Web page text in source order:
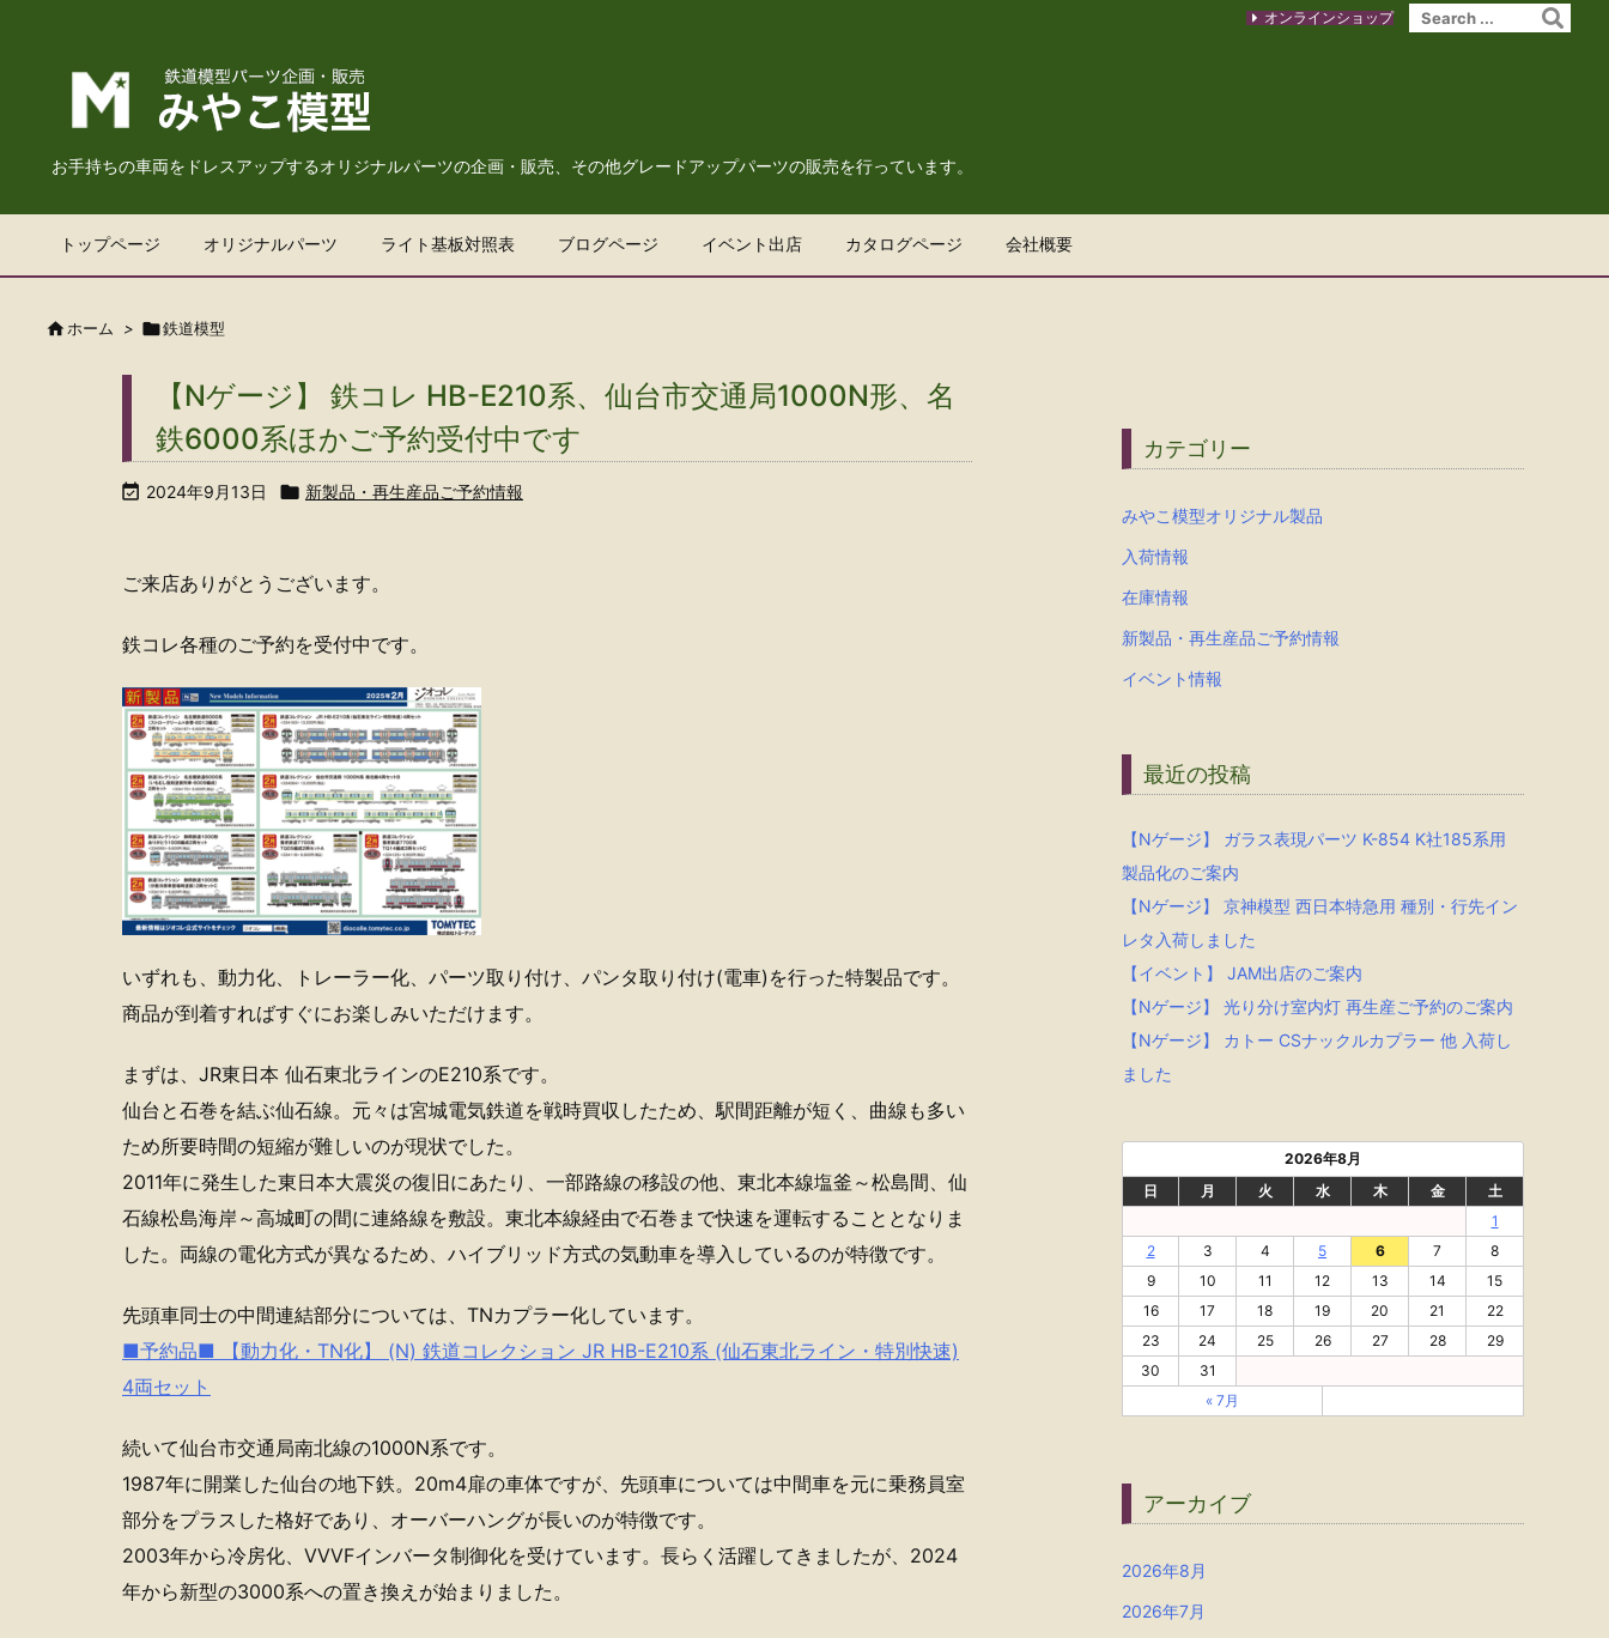
お手持ちの車両をドレスアップするオリジナルパーツの企画・販売、その他グレードアップパーツの販売を行っています。
トップページ オリジナルパーツ ライト基板対照表 ブログページ イベント出店 カタログページ 会社概要
オンラインショップ
 ホーム > 鉄道模型
【Nゲージ】 鉄コレ HB-E210系、仙台市交通局1000N形、名
鉄6000系ほかご予約受付中です
 2024年9月13日  新製品・再生産品ご予約情報
ご来店ありがとうございます。
鉄コレ各種のご予約を受付中です。
いずれも、動力化、トレーラー化、パーツ取り付け、パンタ取り付け(電車)を行った特製品です。
商品が到着すればすぐにお楽しみいただけます。
まずは、JR東日本 仙石東北ラインのE210系です。
仙台と石巻を結ぶ仙石線。元々は宮城電気鉄道を戦時買収したため、駅間距離が短く、曲線も多い
ため所要時間の短縮が難しいのが現状でした。
2011年に発生した東日本大震災の復旧にあたり、一部路線の移設の他、東北本線塩釜～松島間、仙
石線松島海岸～高城町の間に連絡線を敷設。東北本線経由で石巻まで快速を運転することとなりま
した。両線の電化方式が異なるため、ハイブリッド方式の気動車を導入しているのが特徴です。
先頭車同士の中間連結部分については、TNカプラー化しています。
■予約品■ 【動力化・TN化】 (N) 鉄道コレクション JR HB-E210系 (仙石東北ライン・特別快速)
4両セット
続いて仙台市交通局南北線の1000N系です。
1987年に開業した仙台の地下鉄。20m4扉の車体ですが、先頭車については中間車を元に乗務員室
部分をプラスした格好であり、オーバーハングが長いのが特徴です。
2003年から冷房化、VVVFインバータ制御化を受けています。長らく活躍してきましたが、2024
年から新型の3000系への置き換えが始まりました。
カテゴリー
みやこ模型オリジナル製品
入荷情報
在庫情報
新製品・再生産品ご予約情報
イベント情報
最近の投稿
【Nゲージ】 ガラス表現パーツ K-854 K社185系用
製品化のご案内
【Nゲージ】 京神模型 西日本特急用 種別・行先イン
レタ入荷しました
【イベント】 JAM出店のご案内
【Nゲージ】 光り分け室内灯 再生産ご予約のご案内
【Nゲージ】 カトー CSナックルカプラー 他 入荷し
ました
2026年8月
日
月 火 水 木 金
土
1
2
3 4 5 6 7
8
9
10 11 12 13 14
15
16
17 18 19 20 21
22
23
24 25 26 27 28
29
30
31
« 7月
アーカイブ
2026年8月
2026年7月